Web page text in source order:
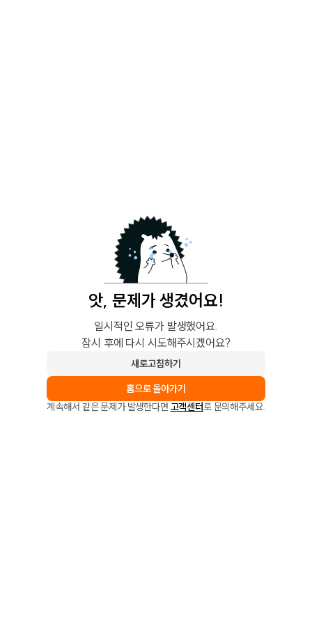
앗, 문제가 생겼어요!
일시적인 오류가 발생했어요.
잠시 후에 다시 시도해주시겠어요?
새로고침하기
홈으로 돌아가기
계속해서 같은 문제가 발생한다면 고객센터로 문의해주세요.